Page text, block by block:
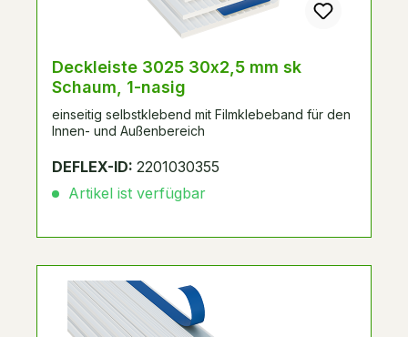
Deckleiste 3025 30x2,5 mm sk
Schaum, 1-nasig
einseitig selbstklebend mit Filmklebeband für den
Innen- und Außenbereich
DEFLEX-ID: 2201030355
Artikel ist verfügbar